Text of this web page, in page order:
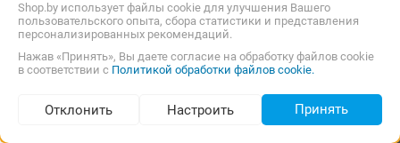
Подбор по параметрам (26)
Shop.by использует файлы cookie для улучшения Вашего
пользовательского опыта, сбора статистики и представления
персонализированных рекомендаций.
Нажав «Принять», Вы даете согласие на обработку файлов cookie
в соответствии с Политикой обработки файлов cookie.
Отклонить Настроить Принять